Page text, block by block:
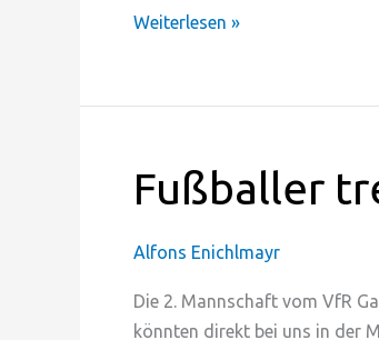
Weiterlesen »
Fußballer
Alfons Enichlmayr
Die 2. Mannschaft vom VfR
könnten direkt bei uns in der
Fußballer
treffen
gut
–
beim